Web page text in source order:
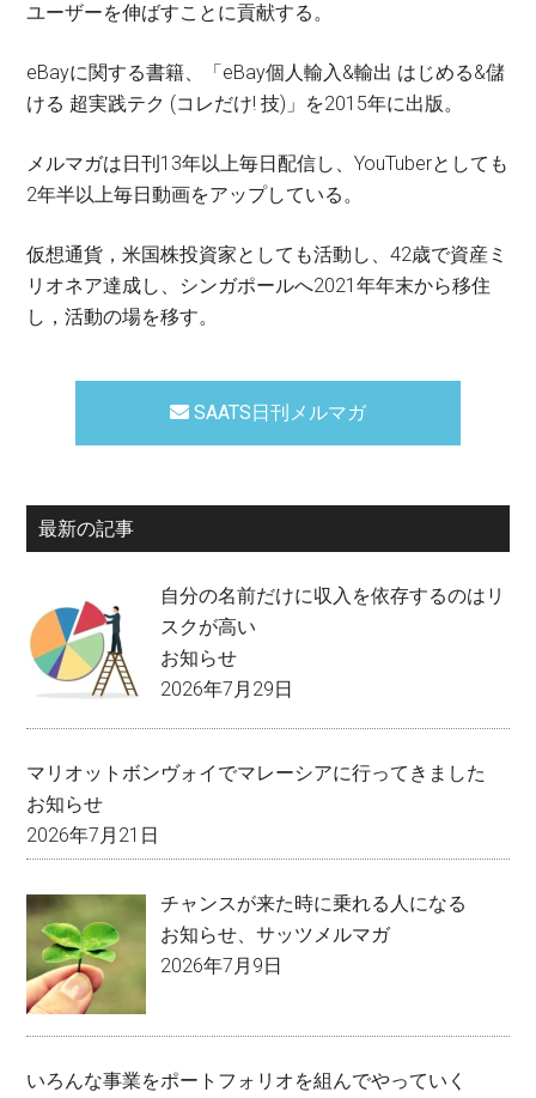
ユーザーを伸ばすことに貢献する。
eBayに関する書籍、「eBay個人輸入&輸出 はじめる&儲
ける 超実践テク (コレだけ! 技)」を2015年に出版。
メルマガは日刊13年以上毎日配信し、YouTuberとしても
2年半以上毎日動画をアップしている。
仮想通貨，米国株投資家としても活動し、42歳で資産ミ
リオネア達成し、シンガポールへ2021年年末から移住
し，活動の場を移す。
SAATS日刊メルマガ
最新の記事
自分の名前だけに収入を依存するのはリ
スクが高い
お知らせ
2026年7月29日
マリオットボンヴォイでマレーシアに行ってきました
お知らせ
2026年7月21日
チャンスが来た時に乗れる人になる
お知らせ、サッツメルマガ
2026年7月9日
いろんな事業をポートフォリオを組んでやっていく